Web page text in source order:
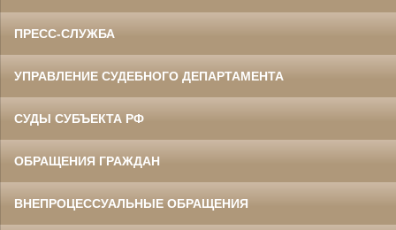
ПРЕСС-СЛУЖБА
УПРАВЛЕНИЕ СУДЕБНОГО ДЕПАРТАМЕНТА
СУДЫ СУБЪЕКТА РФ
ОБРАЩЕНИЯ ГРАЖДАН
ВНЕПРОЦЕССУАЛЬНЫЕ ОБРАЩЕНИЯ